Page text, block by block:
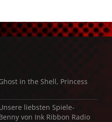
in the Shell, Princess
liebsten Spiele-
von Ink Ribbon Radio